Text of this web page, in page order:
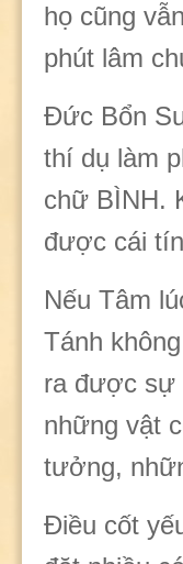
họ cũng
phút lâm
Đức Bổn
thí dụ làm
chữ BÌNH.
được cái
Nếu Tâm
Tánh
ra được sự
những vật
tưởng,
Điều cốt